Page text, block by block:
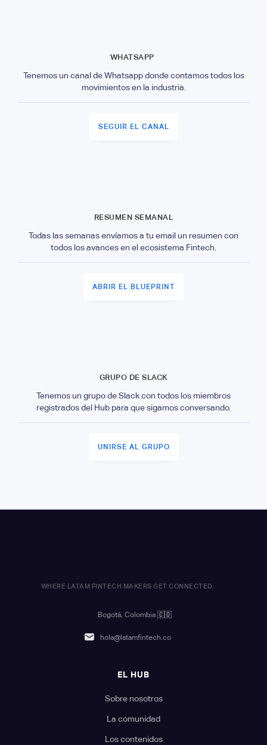
WHATSAPP
Tenemos un canal de Whatsapp donde contamos todos los
movimientos en la industria.
SEGUIR EL CANAL
RESUMEN SEMANAL
Todas las semanas envíamos a tu email un resumen con
todos los avances en el ecosistema Fintech.
ABRIR EL BLUEPRINT
GRUPO DE SLACK
Tenemos un grupo de Slack con todos los miembros
registrados del Hub para que sigamos conversando.
UNIRSE AL GRUPO
WHERE LATAM FINTECH MAKERS GET CONNECTED.
Bogotá, Colombia 🇨🇴
hola@latamfintech.co
EL HUB
Sobre nosotros
La comunidad
Los contenidos